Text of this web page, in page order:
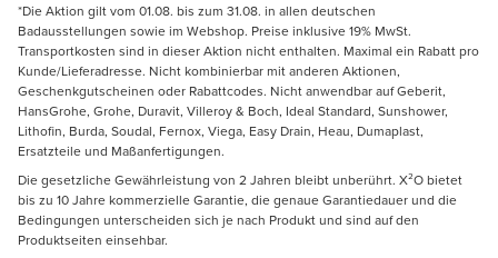
*Die Aktion gilt vom 01.08. bis zum 31.08. in allen deutschen
Badausstellungen sowie im Webshop. Preise inklusive 19% MwSt.
Transportkosten sind in dieser Aktion nicht enthalten. Maximal ein Rabatt pro
Kunde/Lieferadresse. Nicht kombinierbar mit anderen Aktionen,
Geschenkgutscheinen oder Rabattcodes. Nicht anwendbar auf Geberit,
HansGrohe, Grohe, Duravit, Villeroy & Boch, Ideal Standard, Sunshower,
Lithofin, Burda, Soudal, Fernox, Viega, Easy Drain, Heau, Dumaplast,
Ersatzteile und Maßanfertigungen.
Die gesetzliche Gewährleistung von 2 Jahren bleibt unberührt. X²O bietet
bis zu 10 Jahre kommerzielle Garantie, die genaue Garantiedauer und die
Bedingungen unterscheiden sich je nach Produkt und sind auf den
Produktseiten einsehbar.